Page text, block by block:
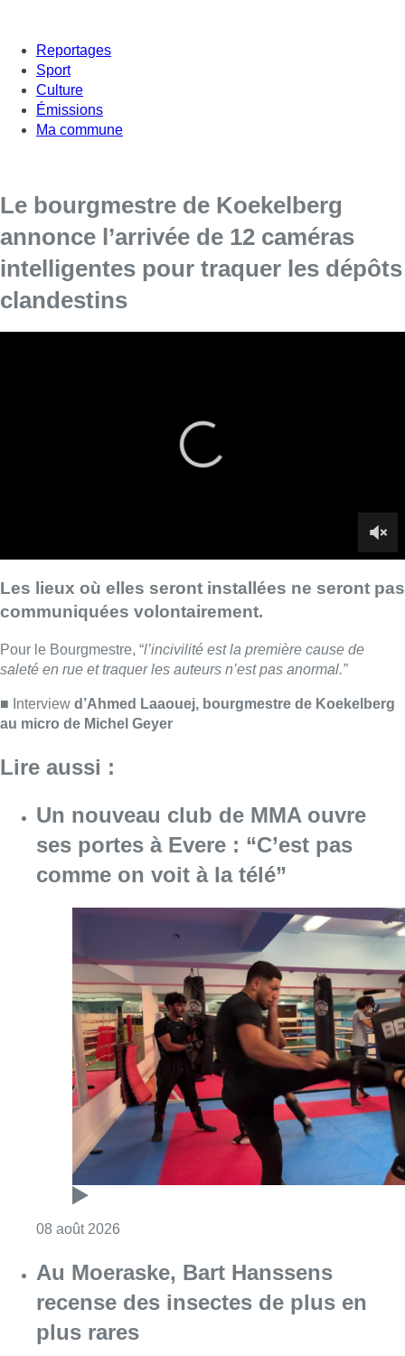
Reportages
Sport
Culture
Émissions
Ma commune
Le bourgmestre de Koekelberg
annonce l’arrivée de 12 caméras
intelligentes pour traquer les dépôts
clandestins
saleté en rue et traquer les auteurs n’est pas anormal.”
d’Ahmed Laaouej, bourgmestre de Koekelberg
ses portes à Evere : “C’est pas
08 août 2026Consulter l'article "Un nouveau club de
Au Moeraske, Bart Hanssens
recense des insectes de plus en
plus rares